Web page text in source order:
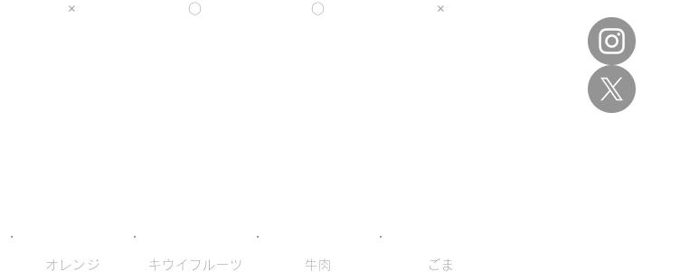
× ○ ○ ×
オレンジ キウイフルーツ 牛肉 ごま